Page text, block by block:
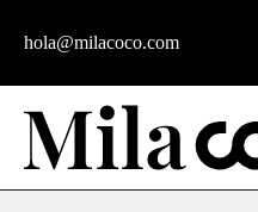
hola@milacoco.com